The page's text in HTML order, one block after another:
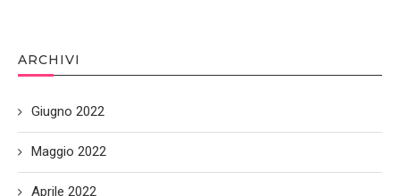
ARCHIVI
Giugno 2022
Maggio 2022
Aprile 2022